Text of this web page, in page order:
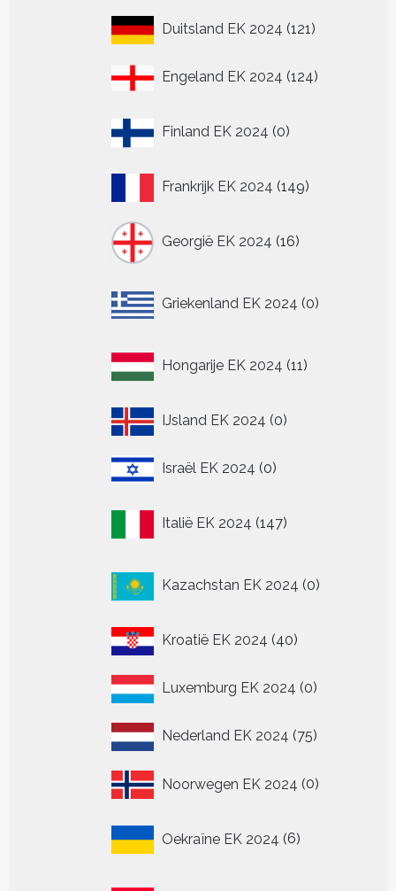
Duitsland EK 2024 121121
Engeland EK 2024 124124
Finland EK 2024 0
producten
Frankrijk EK 2024 149149
Georgië EK 2024 16
producten
Griekenland EK 2024 0
producten
Hongarije EK 2024 11
producten
IJsland EK 2024 00
Israël EK 2024 00
Italië EK 2024 147
producten
Kazachstan EK 2024 0
producten
Kroatië EK 2024 4040
Luxemburg EK 2024 00
Nederland EK 2024 7575
Noorwegen EK 2024 00
Oekraïne EK 2024 6
producten